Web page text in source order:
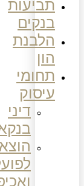
תביעות
בנקים
הלבנת
הון
תחומי
עיסוק
דיני
הוצאה
לפועל